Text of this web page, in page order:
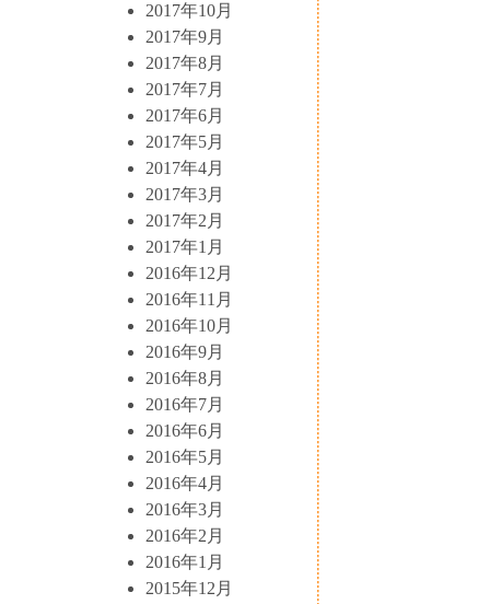
2017年10月
2017年9月
2017年8月
2017年7月
2017年6月
2017年5月
2017年4月
2017年3月
2017年2月
2017年1月
2016年12月
2016年11月
2016年10月
2016年9月
2016年8月
2016年7月
2016年6月
2016年5月
2016年4月
2016年3月
2016年2月
2016年1月
2015年12月